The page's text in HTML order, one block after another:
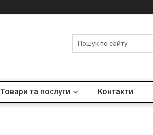
Товари та послуги Контакти